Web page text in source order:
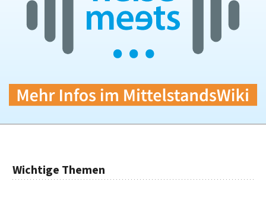
Wichtige Themen